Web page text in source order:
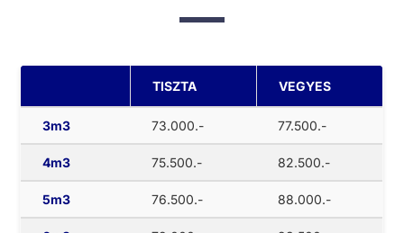
TISZTA VEGYES
3m3 73.000.- 77.500.-
4m3 75.500.- 82.500.-
5m3 76.500.- 88.000.-